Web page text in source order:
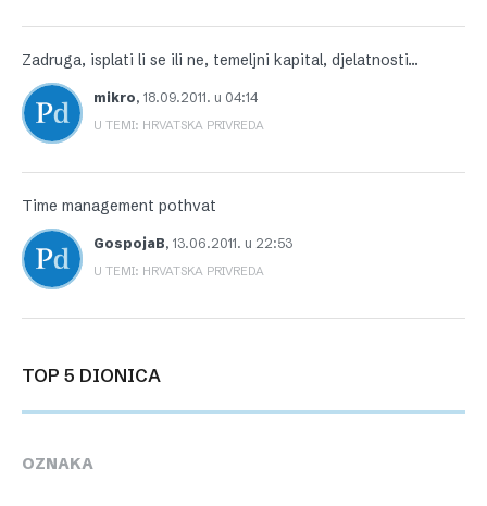
Zadruga, isplati li se ili ne, temeljni kapital, djelatnosti…
mikro, 18.09.2011. u 04:14
U TEMI: HRVATSKA PRIVREDA
Time management pothvat
GospojaB, 13.06.2011. u 22:53
U TEMI: HRVATSKA PRIVREDA
TOP 5 DIONICA
OZNAKA